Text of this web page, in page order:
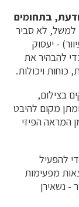
בתחומים
למשל, לא סביר
- יעסוק
להבהיר את
ויכולות.
בצילום,
מקום להיבט
המראה הפיזי
להפעיל
מפעימות
- נשאירן